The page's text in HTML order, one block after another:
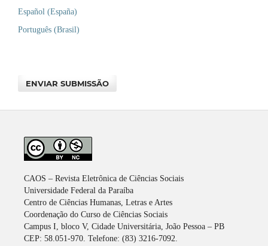
Español (España)
Português (Brasil)
ENVIAR SUBMISSÃO
CAOS – Revista Eletrônica de Ciências Sociais
Universidade Federal da Paraíba
Centro de Ciências Humanas, Letras e Artes
Coordenação do Curso de Ciências Sociais
Campus I, bloco V, Cidade Universitária, João Pessoa – PB
CEP: 58.051-970. Telefone: (83) 3216-7092.